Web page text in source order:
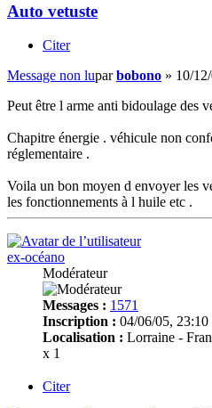
Auto vetuste
Citer
Message non luparbobono » 10/
Peut être l arme anti bidoulage des
Chapitre énergie . véhicule non
réglementaire .
Voila un bon moyen d envoyer les
les fonctionnements à l huile etc .
ex-océano
Modérateur
Messages : 1571
Inscription : 04/06/05, 23:10
Localisation : Lorraine -
x 1
Citer